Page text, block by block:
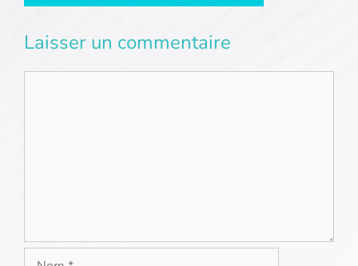
Laisser un commentaire
Nom